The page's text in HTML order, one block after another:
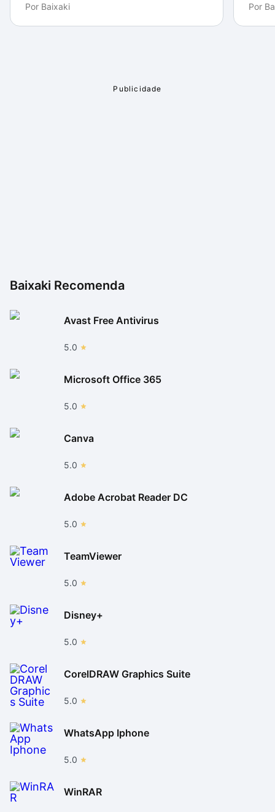
Por Baixaki Por
Baixaki Recomenda
Avast Free Antivirus
5.0
Microsoft Office 365
5.0
Canva
5.0
Adobe Acrobat Reader DC
5.0
TeamViewer
5.0
Disney+
5.0
CorelDRAW Graphics Suite
5.0
WhatsApp Iphone
5.0
WinRAR